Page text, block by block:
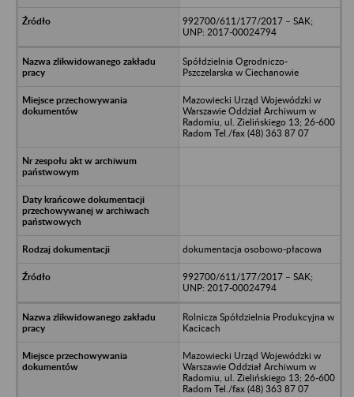
992700/611/177/2017 – SAK;
UNP: 2017-00024794
Spółdzielnia Ogrodniczo-
Pszczelarska w Ciechanowie
Mazowiecki Urząd Wojewódzki w
Warszawie Oddział Archiwum w
Radomiu, ul. Zielińskiego 13; 26-600
Radom Tel./fax (48) 363 87 07
dokumentacja osobowo-płacowa
992700/611/177/2017 – SAK;
UNP: 2017-00024794
Rolnicza Spółdzielnia Produkcyjna w
Kacicach
Mazowiecki Urząd Wojewódzki w
Warszawie Oddział Archiwum w
Radomiu, ul. Zielińskiego 13; 26-600
Radom Tel./fax (48) 363 87 07